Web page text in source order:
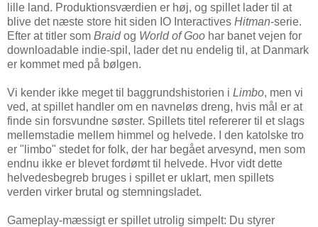
lille land. Produktionsværdien er høj, og spillet lader til at
blive det næste store hit siden IO Interactives Hitman-serie.
Efter at titler som Braidog World of Goo har banet vejen for
downloadable indie-spil, lader det nu endelig til, at Danmark
er kommet med på bølgen.
Vi kender ikke meget til baggrundshistorien i Limbo, men vi
ved, at spillet handler om en navneløs dreng, hvis mål er at
finde sin forsvundne søster. Spillets titel refererer til et slags
mellemstadie mellem himmel og helvede. I den katolske tro
er "limbo" stedet for folk, der har begået arvesynd, men som
endnu ikke er blevet fordømt til helvede. Hvor vidt dette
helvedesbegreb bruges i spillet er uklart, men spillets
verden virker brutal og stemningsladet.
Gameplay-mæssigt er spillet utrolig simpelt: Du styrer